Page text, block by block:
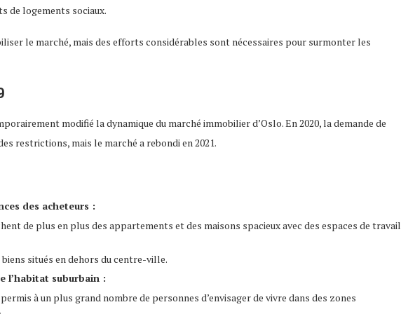
de logements sociaux.
le marché, mais des efforts considérables sont nécessaires pour surmonter les
modifié la dynamique du marché immobilier d’Oslo. En 2020, la demande de
restrictions, mais le marché a rebondi en 2021.
des acheteurs :
de plus en plus des appartements et des maisons spacieux avec des espaces de travail
situés en dehors du centre-ville.
l’habitat suburbain :
à un plus grand nombre de personnes d’envisager de vivre dans des zones